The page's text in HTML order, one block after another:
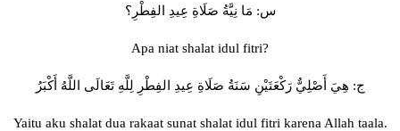
س: مَا نِيَّةُ صَلَاةِ عِيدِ الفِطْرِ؟
Apa niat shalat idul fitri?
ج: هِيَ أَصْلِيٌّ رَكْعَتَيْنِ سَنَةُ صَلَاةِ عِيدِ الفِطْرِ لِلَّهِ تَعَالَى اللَّهُ أَكْبَرُ
Yaitu aku shalat dua rakaat sunat shalat idul fitri karena Allah taala.